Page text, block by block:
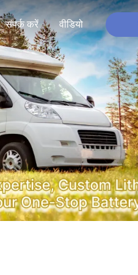
संपर्क करें वीडियो